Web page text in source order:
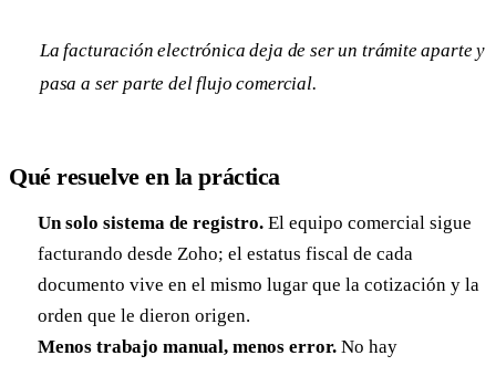
La facturación electrónica deja de ser un trámite aparte y
pasa a ser parte del flujo comercial.
Qué resuelve en la práctica
Un solo sistema de registro. El equipo comercial sigue
facturando desde Zoho; el estatus fiscal de cada
documento vive en el mismo lugar que la cotización y la
orden que le dieron origen.
Menos trabajo manual, menos error. No hay